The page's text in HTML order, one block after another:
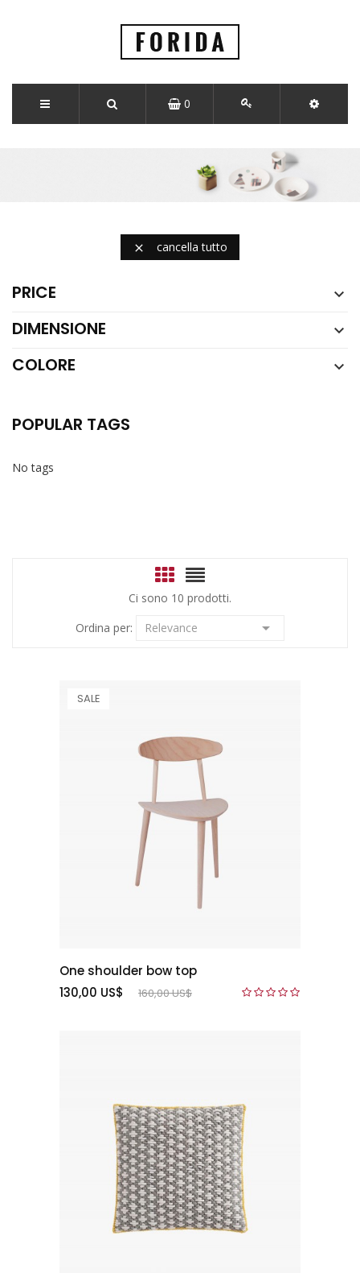
0
 cancella tutto
PRICE 
DIMENSIONE 
COLORE 
POPULAR TAGS
No tags
Ci sono 10 prodotti.
Ordina per:
Relevance 
SALE
One shoulder bow top
130,00 US$
160,00 US$